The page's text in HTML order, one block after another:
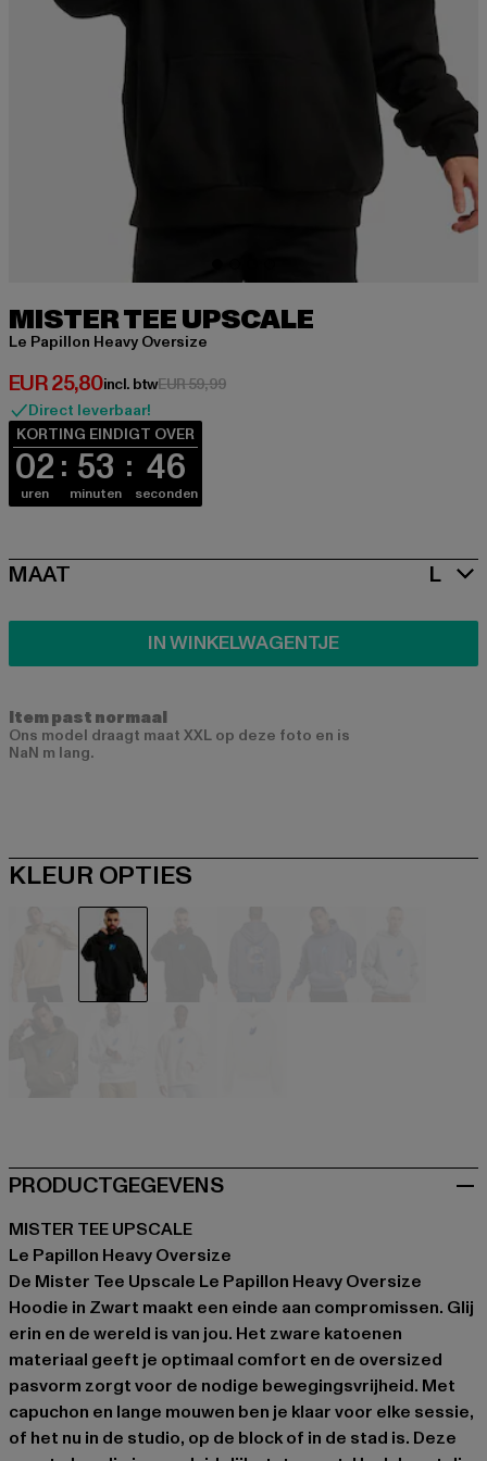
MISTER TEE UPSCALE
Le Papillon Heavy Oversize
EUR 25,80
Huidige prijs: EUR 25,80
incl. btwEUR 59,99Actieprijs: EUR 59,99
Direct leverbaar!
KORTING EINDIGT OVER
02
uren
53
minuten
46
seconden
SIZE
MAAT L
IN WINKELWAGENTJE
Item past normaal
Ons model draagt maat XXL op deze foto en is
NaN m lang.
KLEUR OPTIES
PRODUCTGEGEVENS
MISTER TEE UPSCALE
Le Papillon Heavy Oversize
De Mister Tee Upscale Le Papillon Heavy Oversize
Hoodie in Zwart maakt een einde aan compromissen. Glij
erin en de wereld is van jou. Het zware katoenen
materiaal geeft je optimaal comfort en de oversized
pasvorm zorgt voor de nodige bewegingsvrijheid. Met
capuchon en lange mouwen ben je klaar voor elke sessie,
of het nu in de studio, op de block of in de stad is. Deze